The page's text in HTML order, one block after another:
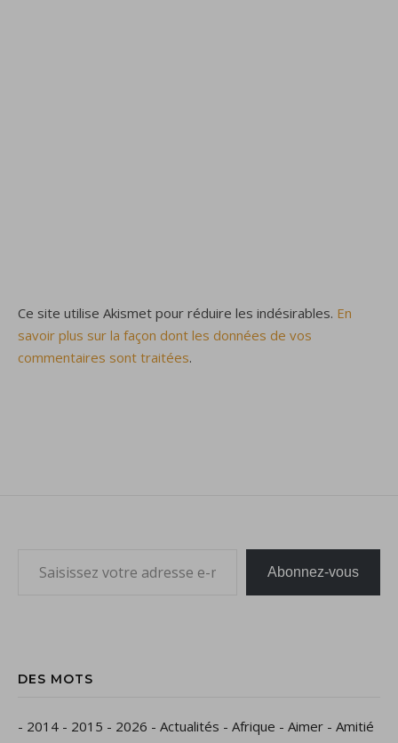
Ce site utilise Akismet pour réduire les indésirables. En
savoir plus sur la façon dont les données de vos
commentaires sont traitées.
Abonnez-vous
DES MOTS
- 2014 - 2015 - 2026 - Actualités - Afrique - Aimer - Amitié